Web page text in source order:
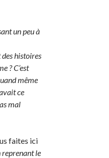
un peu à
histoires
? C’est
même
ce
mal
faites ici
le